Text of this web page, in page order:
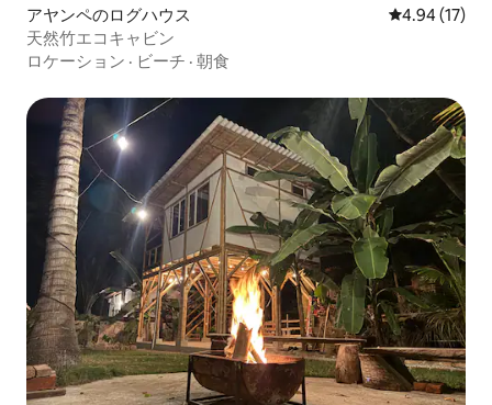
アヤンペのログハウス レビュー17
4.94 (17)
天然竹エコキャビン
ロケーション · ビーチ · 朝食